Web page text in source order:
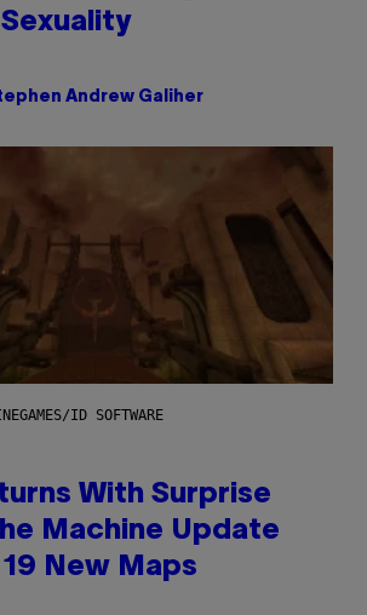
Andrew Galiher
ID SOFTWARE
With Surprise
Machine Update
New Maps